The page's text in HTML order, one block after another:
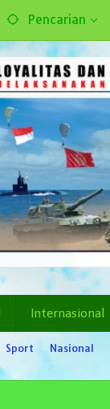
Pencarian
Internasional
Sport Nasional